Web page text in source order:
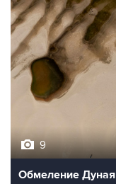
9
Обмеление Дуная